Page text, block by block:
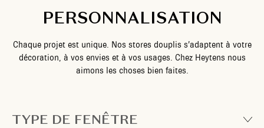
PERSONNALISATION
Chaque projet est unique. Nos stores douplis s’adaptent à votre
décoration, à vos envies et à vos usages. Chez Heytens nous
aimons les choses bien faites.
TYPE DE FENÊTRE